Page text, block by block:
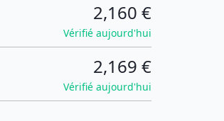
2,160 €
Vérifié aujourd'hui
2,169 €
Vérifié aujourd'hui